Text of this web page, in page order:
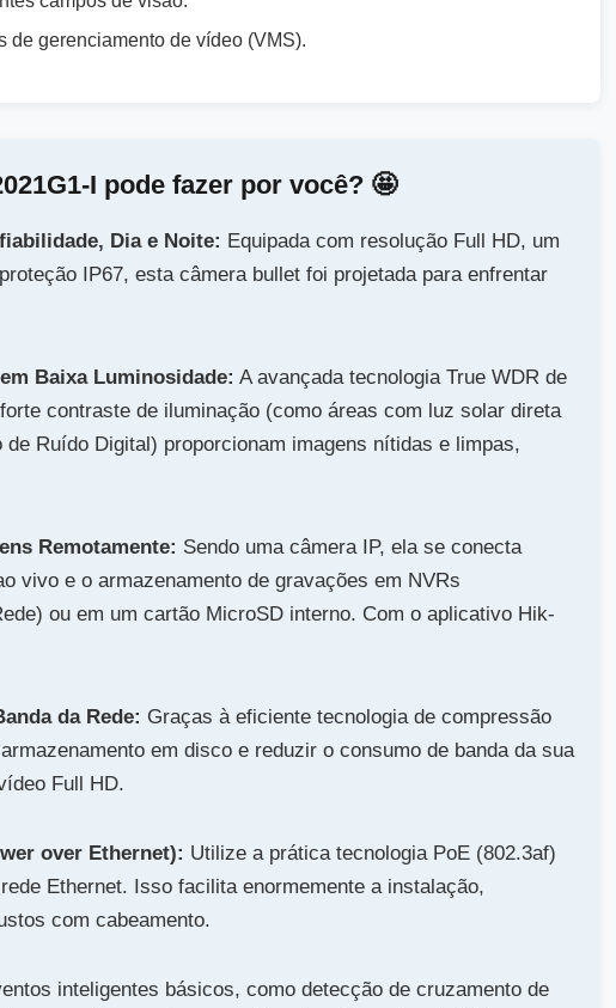
de gerenciamento de vídeo (VMS).
I pode fazer por você? 🤩️
Dia e Noite: Equipada com resolução Full HD, um
IP67, esta câmera bullet foi projetada para enfrentar
Baixa Luminosidade: A avançada tecnologia True WDR de
contraste de iluminação (como áreas com luz solar direta
Ruído Digital) proporcionam imagens nítidas e limpas,
Remotamente: Sendo uma câmera IP, ela se conecta
vivo e o armazenamento de gravações em NVRs
ou em um cartão MicroSD interno. Com o aplicativo Hik-
da Rede: Graças à eficiente tecnologia de compressão
em disco e reduzir o consumo de banda da sua
Full HD.
over Ethernet): Utilize a prática tecnologia PoE (802.3af)
Ethernet. Isso facilita enormemente a instalação,
com cabeamento.
inteligentes básicos, como detecção de cruzamento de